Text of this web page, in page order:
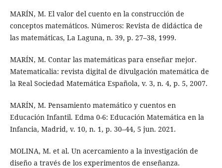
MARÍN, M. El valor del cuento en la construcción de
conceptos matemáticos. Números: Revista de didáctica de
las matemáticas, La Laguna, n. 39, p. 27–38, 1999.
MARÍN, M. Contar las matemáticas para enseñar mejor.
Matematicalia: revista digital de divulgación matemática de
la Real Sociedad Matemática Española, v. 3, n. 4, p. 5, 2007.
MARÍN, M. Pensamiento matemático y cuentos en
Educación Infantil. Edma 0-6: Educación Matemática en la
Infancia, Madrid, v. 10, n. 1, p. 30–44, 5 jun. 2021.
MOLINA, M. et al. Un acercamiento a la investigación de
diseño a través de los experimentos de enseñanza.